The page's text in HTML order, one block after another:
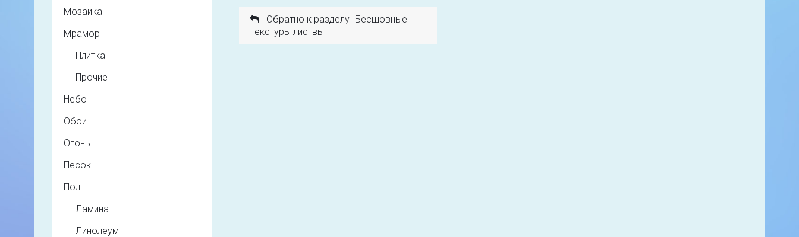
Обратно к разделу "Бесшовные
текстуры листвы"
Мозаика
Мрамор
Плитка
Прочие
Небо
Обои
Огонь
Песок
Пол
Ламинат
Линолеум